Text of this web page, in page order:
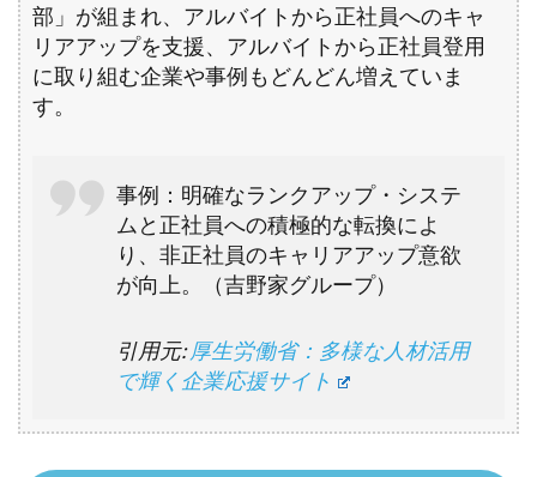
部」が組まれ、アルバイトから正社員へのキャ
リアアップを支援、アルバイトから正社員登用
に取り組む企業や事例もどんどん増えていま
す。
事例：明確なランクアップ・システ
ムと正社員への積極的な転換によ
り、非正社員のキャリアアップ意欲
が向上。（吉野家グループ）
引用元:厚生労働省：多様な人材活用
で輝く企業応援サイト